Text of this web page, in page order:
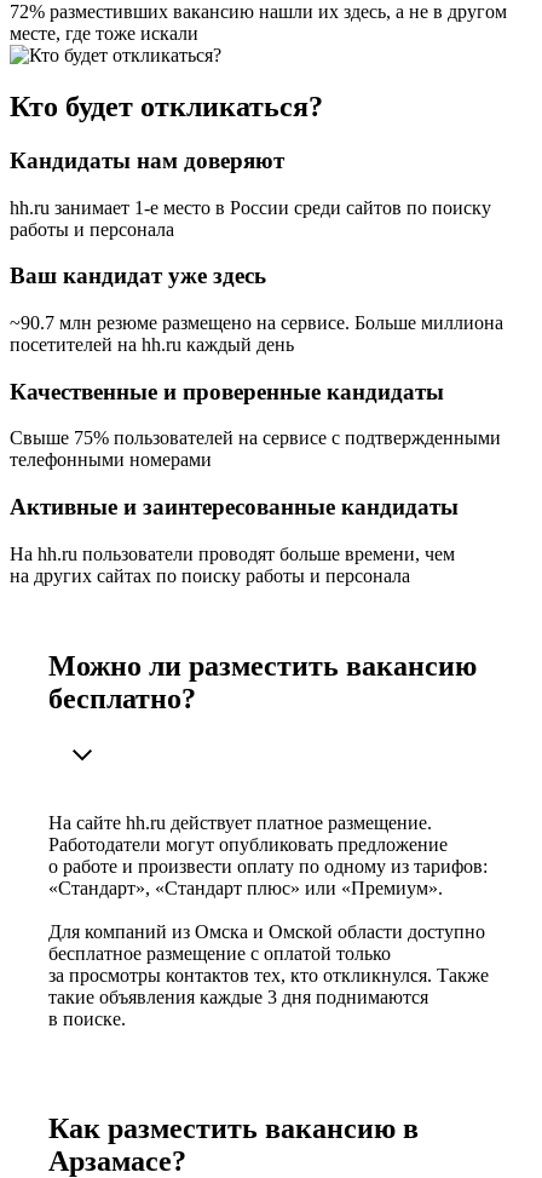
72% разместивших вакансию нашли их здесь, а не в другом
месте, где тоже искали
Кто будет откликаться?
Кандидаты нам доверяют
hh.ru занимает 1-е место в России среди сайтов по поиску
работы и персонала
Ваш кандидат уже здесь
~90.7 млн резюме размещено на сервисе. Больше миллиона
посетителей на hh.ru каждый день
Качественные и проверенные кандидаты
Свыше 75% пользователей на сервисе с подтвержденными
телефонными номерами
Активные и заинтересованные кандидаты
На hh.ru пользователи проводят больше времени, чем
на других сайтах по поиску работы и персонала
Можно ли разместить вакансию
бесплатно?
На сайте hh.ru действует платное размещение.
Работодатели могут опубликовать предложение
о работе и произвести оплату по одному из тарифов:
«Стандарт», «Стандарт плюс» или «Премиум».
Для компаний из Омска и Омской области доступно
бесплатное размещение с оплатой только
за просмотры контактов тех, кто откликнулся. Также
такие объявления каждые 3 дня поднимаются
в поиске.
Как разместить вакансию в
Арзамасе?